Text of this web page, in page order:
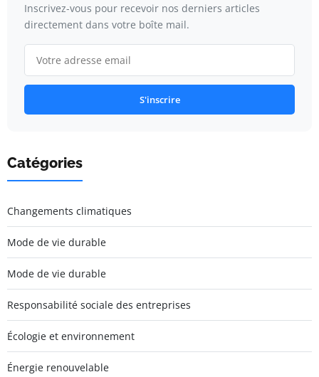
Inscrivez-vous pour recevoir nos derniers articles
directement dans votre boîte mail.
S'inscrire
Catégories
Changements climatiques
Mode de vie durable
Mode de vie durable
Responsabilité sociale des entreprises
Écologie et environnement
Énergie renouvelable